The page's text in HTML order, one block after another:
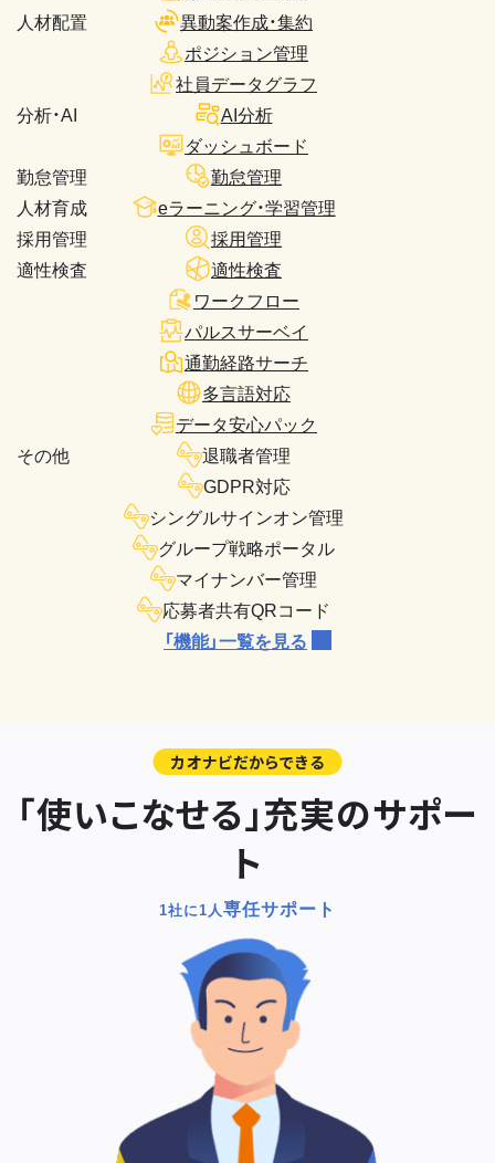
人材配置
異動案作成・集約
ポジション管理
分析・AI
社員データグラフ
AI分析
ダッシュボード
勤怠管理
勤怠管理
人材育成
eラーニング・学習管理
採用管理
採用管理
適性検査
適性検査
その他
ワークフロー
パルスサーベイ
通勤経路サーチ
多言語対応
データ安心パック
退職者管理
GDPR対応
シングルサインオン管理
グループ戦略ポータル
マイナンバー管理
応募者共有QRコード
「機能」一覧を見る
カオナビだからできる
「使いこなせる」充実のサポー
ト
1社に1人専任サポート